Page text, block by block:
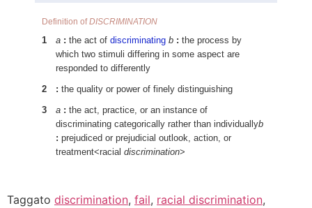
Definition ofDISCRIMINATION
1 a : the act of discriminating b : the process by
which two stimuli differing in some aspect are
responded to differently
2
: the quality or power of finely distinguishing
3
a : the act, practice, or an instance of
discriminating categorically rather than individuallyb
: prejudiced or prejudicial outlook, action, or
treatment<racial discrimination>
Taggato discrimination, fail, racial discrimination,